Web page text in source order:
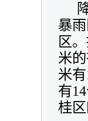
暴
区
米
米
有
桂区